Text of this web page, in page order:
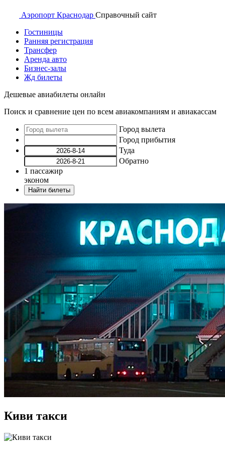
Аэропорт Краснодар Справочный сайт
Гостиницы
Ранняя регистрация
Трансфер
Аренда авто
Бизнес-залы
Жд билеты
Дешевые авиабилеты онлайн
Поиск и сравнение цен по всем авиакомпаниям и авиакассам
Город вылета
Город прибытия
Туда
Обратно
1 пассажир
эконом
Найти билеты
Киви такси